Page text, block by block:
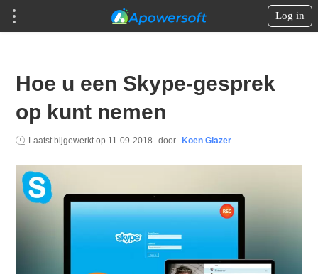
Log in
Hoe u een Skype-gesprek
op kunt nemen
Laatst bijgewerkt op 11-09-2018 door Koen Glazer